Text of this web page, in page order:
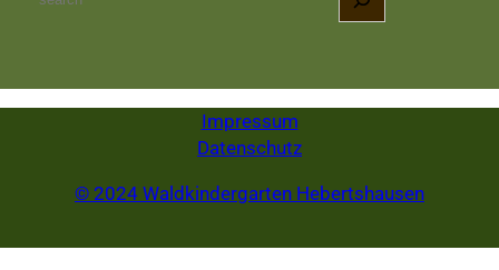
c
Impressum
Datenschutz
© 2024 Waldkindergarten Hebertshausen